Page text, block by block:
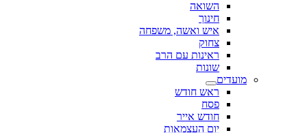
השואה
חינוך
איש ואשה, משפחה
צחוק
ראינות עם הרב
שונות
מועדים
ראש חודש
פסח
חודש אייר
יום העצמאות